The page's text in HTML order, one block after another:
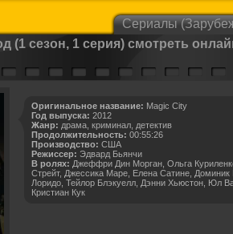
Сериалы
(1 сезон, 1 серия) смотреть
Оригинальное название: Magic City
Год выпуска: 2012
Жанр: драма, криминал, детектив
Продолжительность: 00:55:26
Производство: США
Режиссер: Эдвард Бьянчи
В ролях: Джеффри Дин Морган, Ольга
Стрейт, Джессика Маре, Елена Сатине, Доминик
Лоридо, Тейлор Блэкуелл, Дэнни Хьюстон, Юл
Кристиан Кук